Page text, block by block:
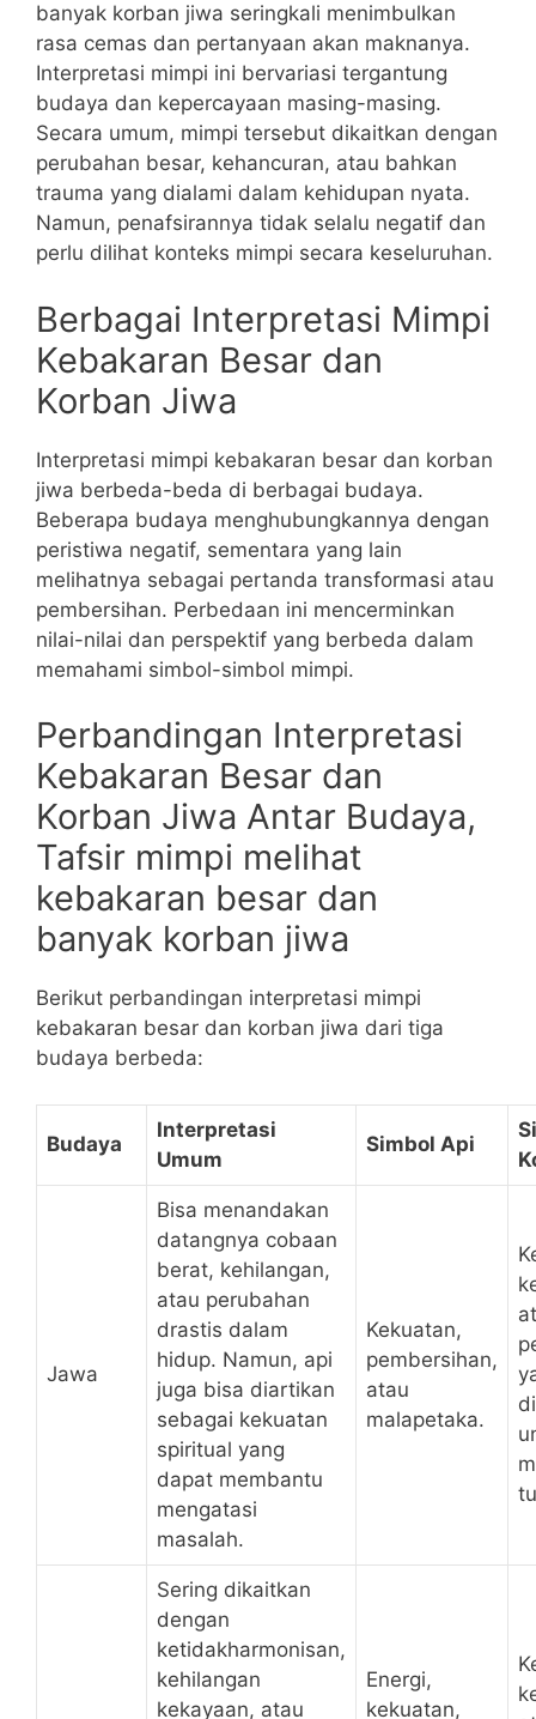
banyak korban jiwa seringkali menimbulkan
rasa cemas dan pertanyaan akan maknanya.
Interpretasi mimpi ini bervariasi tergantung
budaya dan kepercayaan masing-masing.
Secara umum, mimpi tersebut dikaitkan dengan
perubahan besar, kehancuran, atau bahkan
trauma yang dialami dalam kehidupan nyata.
Namun, penafsirannya tidak selalu negatif dan
perlu dilihat konteks mimpi secara keseluruhan.
Berbagai Interpretasi Mimpi
Kebakaran Besar dan
Korban Jiwa
Interpretasi mimpi kebakaran besar dan korban
jiwa berbeda-beda di berbagai budaya.
Beberapa budaya menghubungkannya dengan
peristiwa negatif, sementara yang lain
melihatnya sebagai pertanda transformasi atau
pembersihan. Perbedaan ini mencerminkan
nilai-nilai dan perspektif yang berbeda dalam
memahami simbol-simbol mimpi.
Perbandingan Interpretasi
Kebakaran Besar dan
Korban Jiwa Antar Budaya,
Tafsir mimpi melihat
kebakaran besar dan
banyak korban jiwa
Berikut perbandingan interpretasi mimpi
kebakaran besar dan korban jiwa dari tiga
budaya berbeda:
Budaya
Interpretasi
Umum
Simbol Api
Jawa
Bisa menandakan
datangnya cobaan
berat, kehilangan,
atau perubahan
drastis dalam
hidup. Namun, api
juga bisa diartikan
sebagai kekuatan
spiritual yang
dapat membantu
mengatasi
masalah.
Kekuatan,
pembersihan,
atau
malapetaka.
Sering dikaitkan
dengan
ketidakharmonisan,
kehilangan
kekayaan, atau
Energi,
kekuatan,